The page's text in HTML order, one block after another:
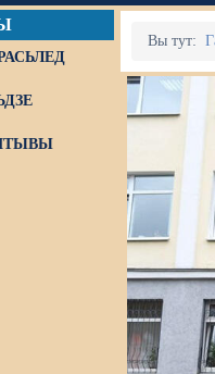
Вы тут: